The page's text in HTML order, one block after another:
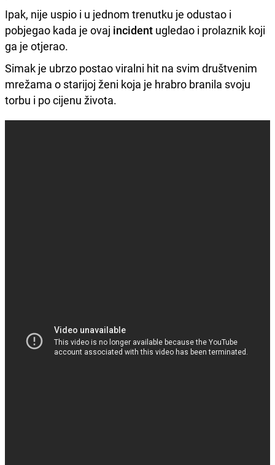
Ipak, nije uspio i u jednom trenutku je odustao i
pobjegao kada je ovaj incident ugledao i prolaznik koji
ga je otjerao.
Simak je ubrzo postao viralni hit na svim društvenim
mrežama o starijoj ženi koja je hrabro branila svoju
torbu i po cijenu života.